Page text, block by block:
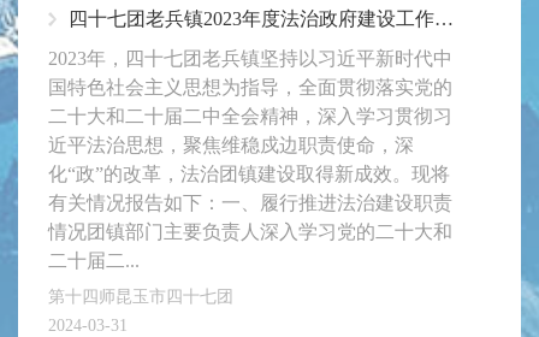
四十七团老兵镇2023年度法治政府建设工作报告
2023年，四十七团老兵镇坚持以习近平新时代中
国特色社会主义思想为指导，全面贯彻落实党的
二十大和二十届二中全会精神，深入学习贯彻习
近平法治思想，聚焦维稳戍边职责使命，深
化“政”的改革，法治团镇建设取得新成效。现将
有关情况报告如下：一、履行推进法治建设职责
情况团镇部门主要负责人深入学习党的二十大和
二十届二...
第十四师昆玉市四十七团
2024-03-31